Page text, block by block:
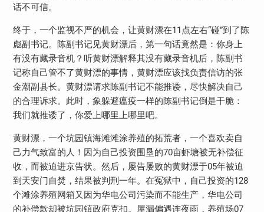
话不可信。
终于，一个监视不严的机会，让黄财漂在11点左右“碰”到了陈
彪副书记。陈副书记见黄财漂后，第一句话竟然是：你身上
有没有藏录音机？听黄财漂解释其没有藏录音机后，陈副书
记称自己管不了黄财漂的事情，黄财漂应该找负责信访的张
金潮副县长。黄财漂请求陈副书记不能推诿，尽快解决自己
的合理诉求。此时，象躲避瘟疫一样的陈副书记倒是干脆：
我们就推诿了，你爱上哪里上哪里吧。
黄财漂，一个坑园镇海滩滩涂养殖的拓荒者，一个喜欢卖自
己力气致富的人！因为自己投资围垦的70亩虾塘被无补偿征
收，而被迫进京告状。然后，屡告屡败的黄财漂于05年被迫
到天安门自焚，结果被判刑一年。在冤狱中，自己投资的128
个滩涂养殖网箱又因为华电公司污染而不能生产，华电公司
的补偿款却被坑园镇政府克扣。屋漏偏遇连夜雨，养殖场07